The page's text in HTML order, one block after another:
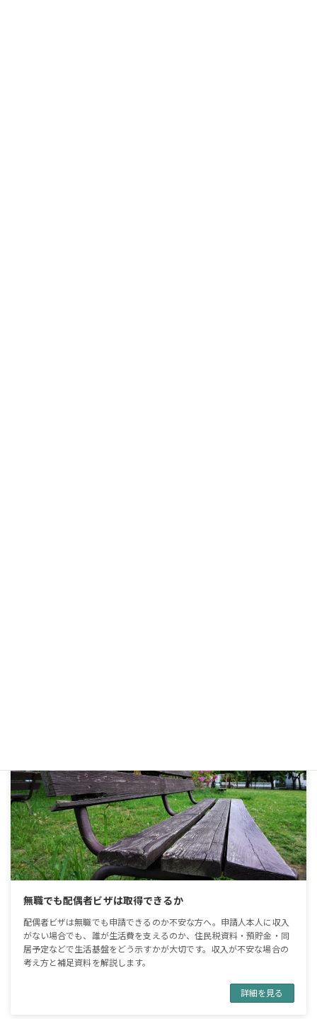
無職でも配偶者ビザは取得できるか
配偶者ビザは無職でも申請できるのか不安な方へ。申請人本人に収入
がない場合でも、誰が生活費を支えるのか、住民税資料・預貯金・同
居予定などで生活基盤をどう示すかが大切です。収入が不安な場合の
考え方と補足資料を解説します。
詳細を見る